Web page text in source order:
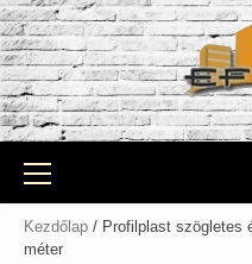
Skip
to
content
Primary
Menu
Kezdőlap / Profilplast szögletes
méter